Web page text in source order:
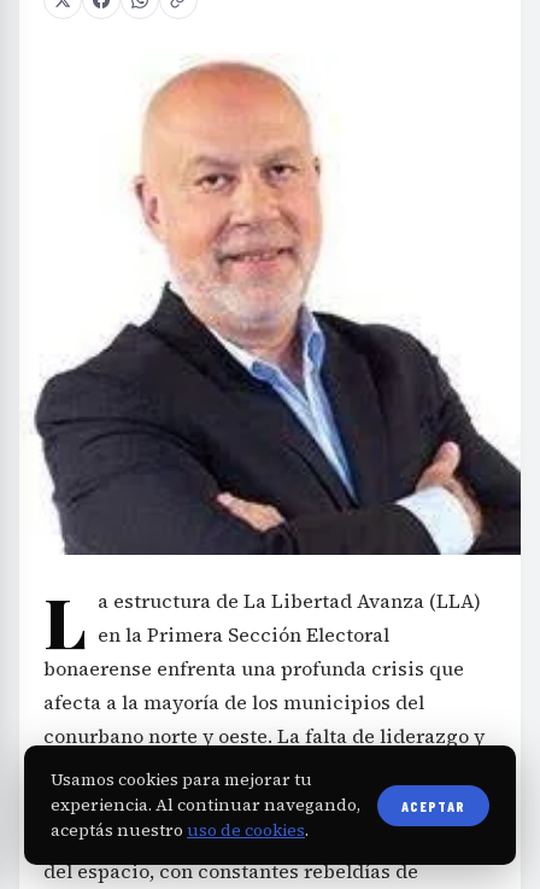
L a estructura de La Libertad Avanza (LLA)
en la Primera Sección Electoral
bonaerense enfrenta una profunda crisis que
afecta a la mayoría de los municipios del
conurbano norte y oeste. La falta de liderazgo y
las disputas por el control de cargos en
organismos nacionales como PAMI y ANSES han
provocado una fragmentación creciente dentro
del espacio, con constantes rebeldías de
Usamos cookies para mejorar tu
experiencia. Al continuar navegando,
aceptás nuestro uso de cookies.
ACEPTAR